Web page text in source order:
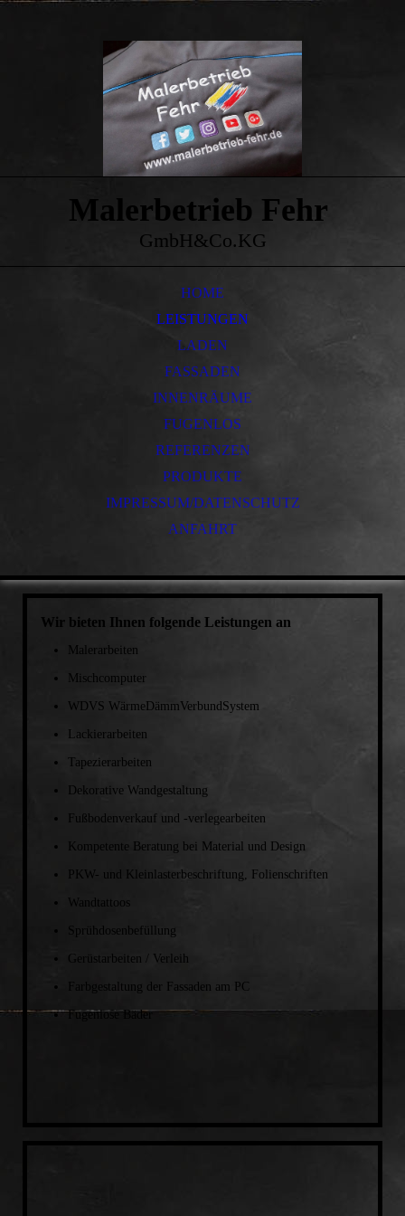
Malerbetrieb Fehr
GmbH&Co.KG
HOME
LEISTUNGEN
LADEN
FASSADEN
INNENRÄUME
FUGENLOS
REFERENZEN
PRODUKTE
IMPRESSUM/DATENSCHUTZ
ANFAHRT
Wir bieten Ihnen folgende Leistungen an
Malerarbeiten
Mischcomputer
WDVS WärmeDämmVerbundSystem
Lackierarbeiten
Tapezierarbeiten
Dekorative Wandgestaltung
Fußbodenverkauf und -verlegearbeiten
Kompetente Beratung bei Material und Design
PKW- und Kleinlasterbeschriftung, Folienschriften
Wandtattoos
Sprühdosenbefüllung
Gerüstarbeiten / Verleih
Farbgestaltung der Fassaden am PC
Fugenlose Bäder